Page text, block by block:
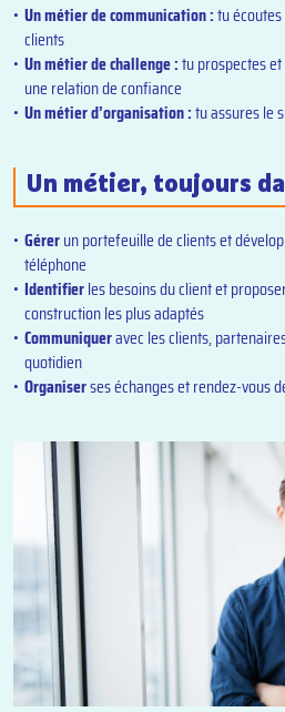
Un métier de communication :tu
clients
Un métier de challenge:tu prospectes
une relation de confiance
Un métier d’organisation:tu assures le
Un métier, toujours
Gérerun portefeuille de clients et
téléphone
Identifierles besoins du client et
construction les plus adaptés
Communiqueravec les clients,
quotidien
Organiserses échanges et rendez-vous